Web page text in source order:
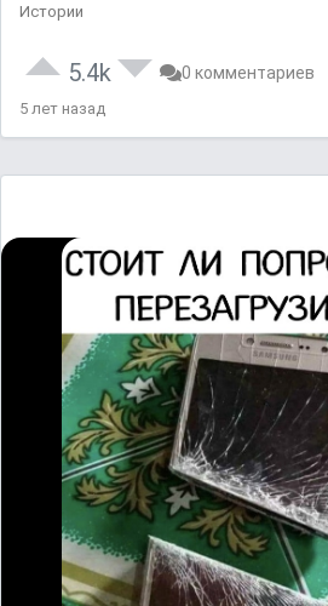
Истории
5.4k 0 комментариев
5 лет назад